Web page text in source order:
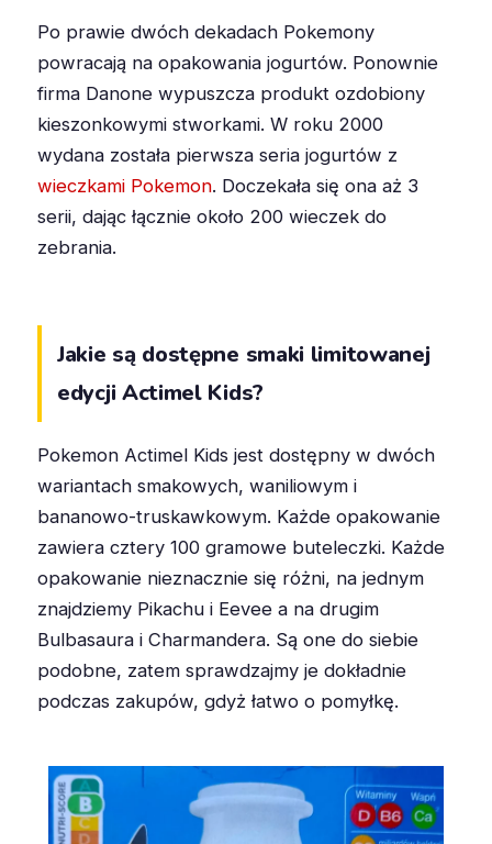
Po prawie dwóch dekadach Pokemony
powracają na opakowania jogurtów. Ponownie
firma Danone wypuszcza produkt ozdobiony
kieszonkowymi stworkami. W roku 2000
wydana została pierwsza seria jogurtów z
wieczkami Pokemon. Doczekała się ona aż 3
serii, dając łącznie około 200 wieczek do
zebrania.
Jakie są dostępne smaki limitowanej
edycji Actimel Kids?
Pokemon Actimel Kids jest dostępny w dwóch
wariantach smakowych, waniliowym i
bananowo-truskawkowym. Każde opakowanie
zawiera cztery 100 gramowe buteleczki. Każde
opakowanie nieznacznie się różni, na jednym
znajdziemy Pikachu i Eevee a na drugim
Bulbasaura i Charmandera. Są one do siebie
podobne, zatem sprawdzajmy je dokładnie
podczas zakupów, gdyż łatwo o pomyłkę.